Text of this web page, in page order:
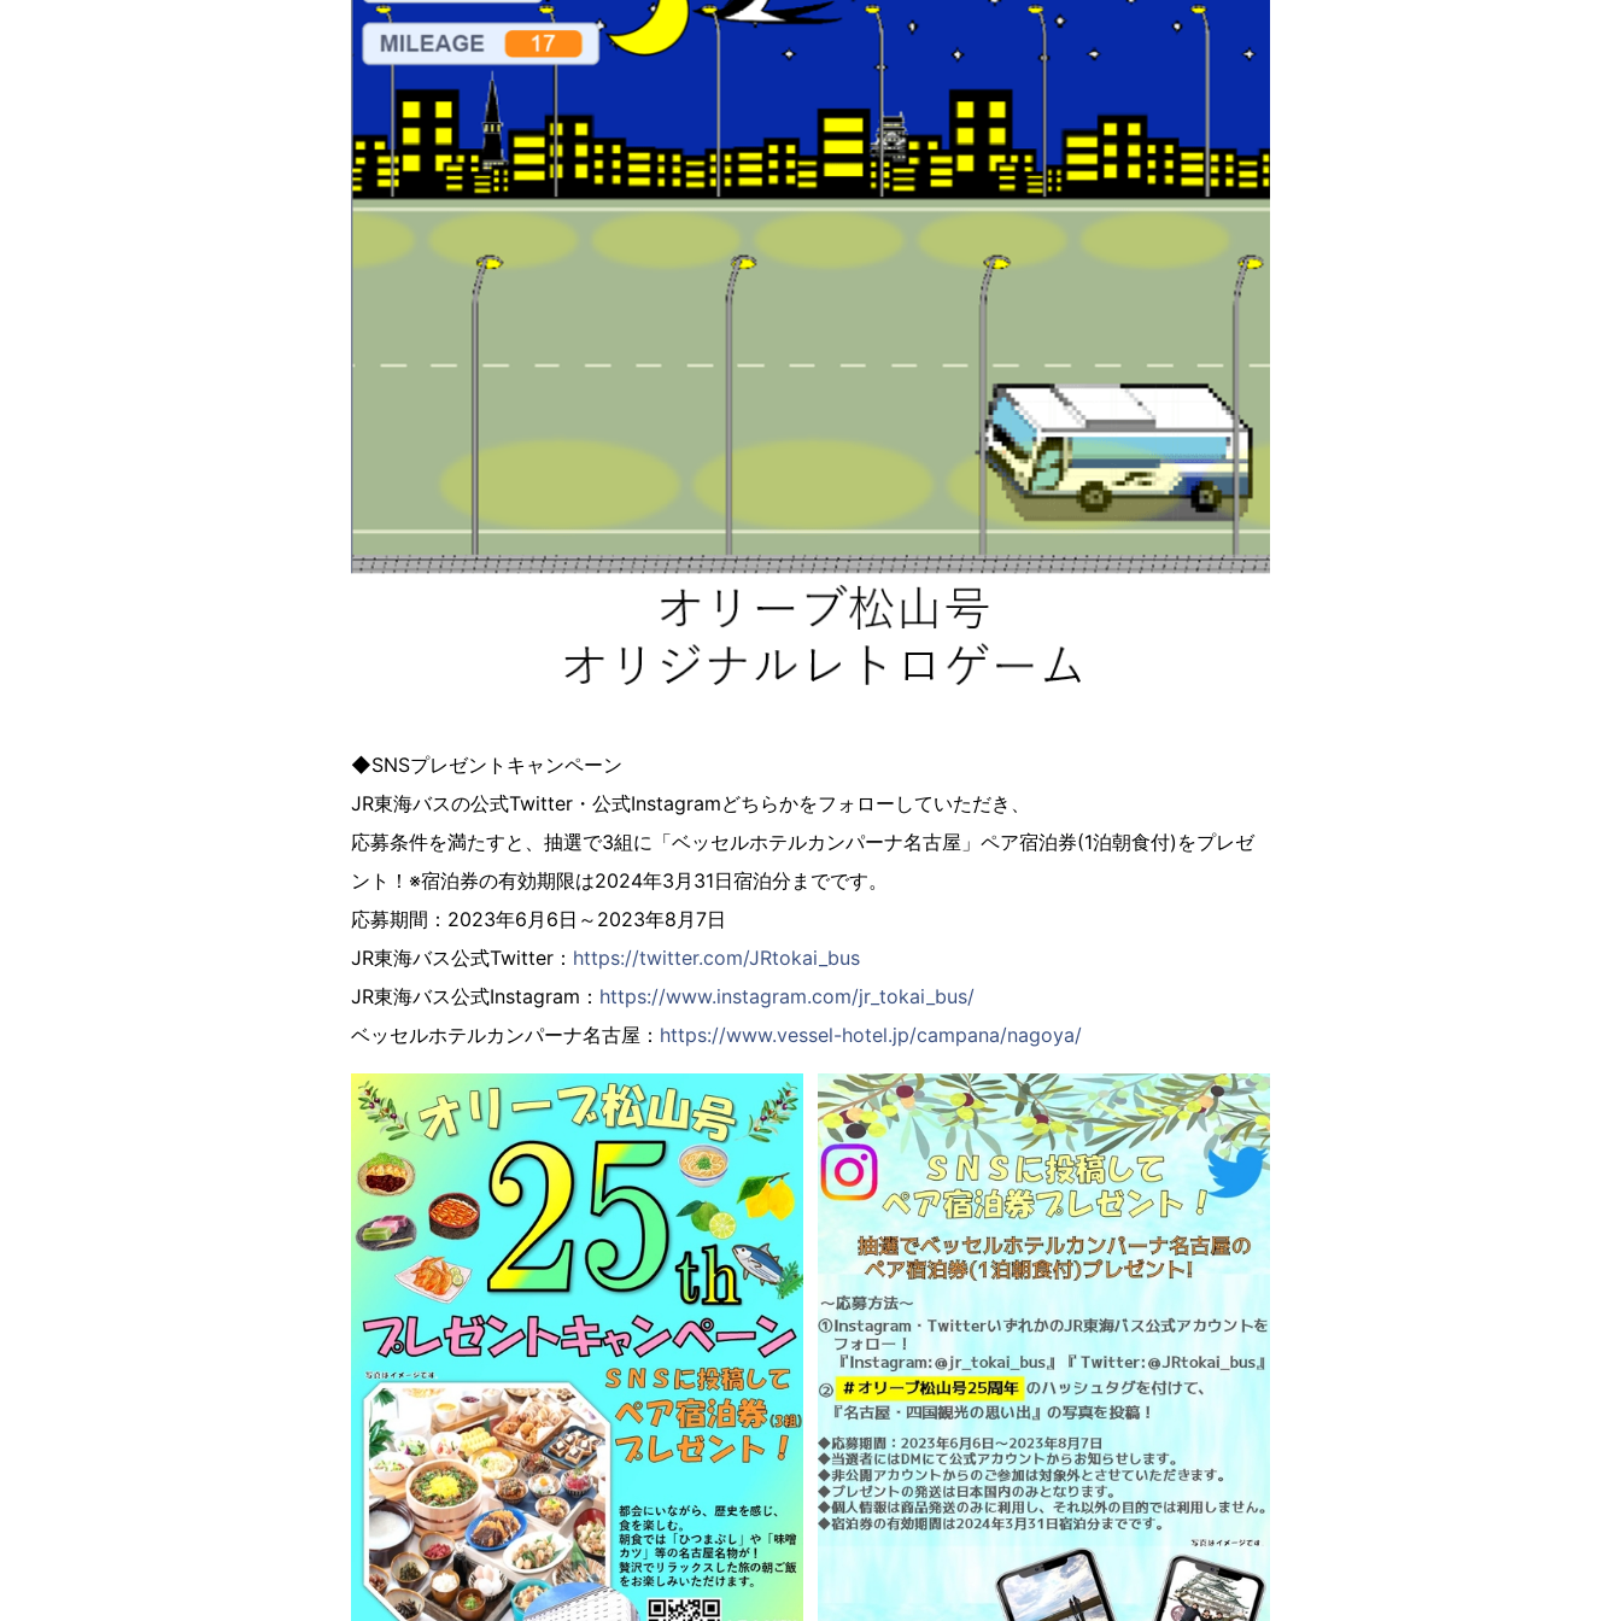
◆SNSプレゼントキャンペーン
JR東海バスの公式Twitter・公式Instagramどちらかをフォローしていただき、
応募条件を満たすと、抽選で3組に「ベッセルホテルカンパーナ名古屋」ペア宿泊券(1泊朝食付)をプレゼ
ント！※宿泊券の有効期限は2024年3月31日宿泊分までです。
応募期間：2023年6月6日～2023年8月7日
JR東海バス公式Twitter： https://twitter.com/JRtokai_bus
JR東海バス公式Instagram： https://www.instagram.com/jr_tokai_bus/
ベッセルホテルカンパーナ名古屋： https://www.vessel-hotel.jp/campana/nagoya/